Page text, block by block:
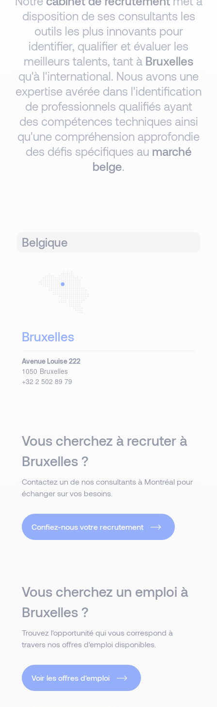
disposition de ses consultants les
outils les plus innovants pour
identifier, qualifier et évaluer les
meilleurs talents, tant à Bruxelles
qu'à l'international. Nous avons une
expertise avérée dans l'identification
de professionnels qualifiés ayant
des compétences techniques ainsi
qu'une compréhension approfondie
des défis spécifiques au marché
belge.
Belgique
Bruxelles
Avenue Louise 222
1050 Bruxelles
+32 2 502 89 79
Vous cherchez à recruter à
Bruxelles ?
Contactez un de nos consultants à Montréal pour
échanger sur vos besoins.
Confiez-nous votre recrutement
Vous cherchez un emploi à
Bruxelles ?
Trouvez l'opportunité qui vous correspond à
travers nos offres d'emploi disponibles.
Voir les offres d'emploi